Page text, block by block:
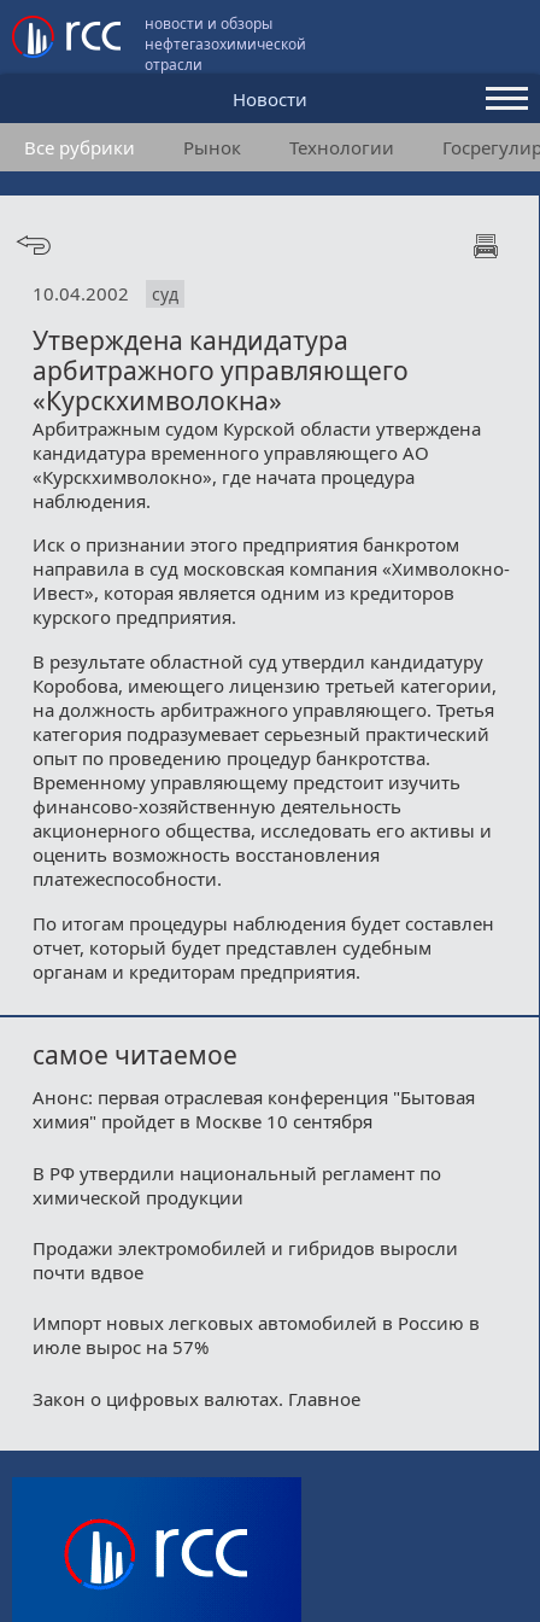
новости и обзоры
нефтегазохимической
отрасли
Новости
Аналитика и мнения
Конференции
Пользовательское соглашение
Медиакит
Контакты
Все рубрики Рынок Технологии
10.04.2002 суд
Утверждена кандидатура
арбитражного управляющего
«Курскхимволокна»
Арбитражным судом Курской области утверждена
кандидатура временного управляющего АО
«Курскхимволокно», где начата процедура
наблюдения.
Иск о признании этого предприятия банкротом
направила в суд московская компания «Химволокно-
Ивест», которая является одним из кредиторов
курского предприятия.
В результате областной суд утвердил кандидатуру
Коробова, имеющего лицензию третьей категории,
на должность арбитражного управляющего. Третья
категория подразумевает серьезный практический
опыт по проведению процедур банкротства.
Временному управляющему предстоит изучить
финансово-хозяйственную деятельность
акционерного общества, исследовать его активы и
оценить возможность восстановления
платежеспособности.
По итогам процедуры наблюдения будет составлен
отчет, который будет представлен судебным
органам и кредиторам предприятия.
самое читаемое
Анонс: первая отраслевая конференция "Бытовая
химия" пройдет в Москве 10 сентября
В РФ утвердили национальный регламент по
химической продукции
Продажи электромобилей и гибридов выросли
почти вдвое
Импорт новых легковых автомобилей в Россию в
июле вырос на 57%
Закон о цифровых валютах. Главное